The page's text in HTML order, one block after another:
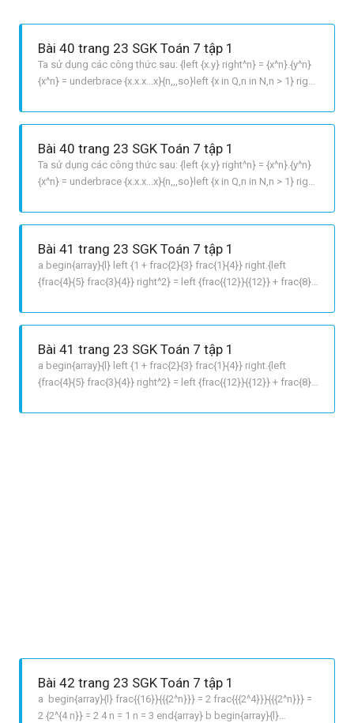
Bài 40 trang 23 SGK Toán 7 tập 1
Ta sử dụng các công thức sau: {left {x.y} right^n} = {x^n}.{y^n}
{x^n} = underbrace {x.x.x...x}{n,,,so}left {x in Q,n in N,n > 1} right
right LỜI GIẢI CHI TIẾT a {left {frac{3}{7} + frac{1}{2}} right^2}
Bài 40 trang 23 SGK Toán 7 tập 1
Ta sử dụng các công thức sau: {left {x.y} right^n} = {x^n}.{y^n}
{x^n} = underbrace {x.x.x...x}{n,,,so}left {x in Q,n in N,n > 1} right
right LỜI GIẢI CHI TIẾT a {left {frac{3}{7} + frac{1}{2}} right^2}
Bài 41 trang 23 SGK Toán 7 tập 1
a begin{array}{l} left {1 + frac{2}{3} frac{1}{4}} right.{left
{frac{4}{5} frac{3}{4}} right^2} = left {frac{{12}}{{12}} + frac{8}
right^2} = frac{{17}}{{12}}.{left {frac{1}{{20}}} right^2} =frac{{1
Bài 41 trang 23 SGK Toán 7 tập 1
a begin{array}{l} left {1 + frac{2}{3} frac{1}{4}} right.{left
{frac{4}{5} frac{3}{4}} right^2} = left {frac{{12}}{{12}} + frac{8}
right^2} = frac{{17}}{{12}}.{left {frac{1}{{20}}} right^2} =frac{{1
Bài 42 trang 23 SGK Toán 7 tập 1
a begin{array}{l} frac{{16}}{{{2^n}}} = 2 frac{{{2^4}}}{{{2^n}}} =
2 {2^{4 n}} = 2 4 n = 1 n = 3 end{array} b begin{array}{l}